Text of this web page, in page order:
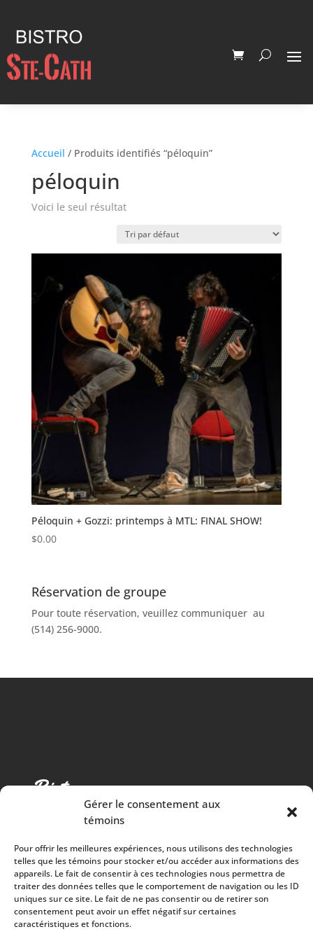
Gérer le consentement aux
témoins
Pour offrir les meilleures expériences, nous utilisons des technologies
telles que les témoins pour stocker et/ou accéder aux informations des
appareils. Le fait de consentir à ces technologies nous permettra de
traiter des données telles que le comportement de navigation ou les ID
uniques sur ce site. Le fait de ne pas consentir ou de retirer son
consentement peut avoir un effet négatif sur certaines
caractéristiques et fonctions.
Accueil / Produits identifiés “péloquin”
péloquin
Voici le seul résultat
Péloquin + Gozzi: printemps à MTL: FINAL SHOW!
$0.00
Réservation de groupe
Pour toute réservation, veuillez communiquer au
(514) 256-9000.
Cuisine chaleureuse, spectacles de qualité et 100%
des surplus versés à la communauté